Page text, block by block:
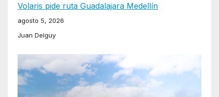
Volaris pide ruta Guadalajara Medellín
agosto 5, 2026
Juan Delguy